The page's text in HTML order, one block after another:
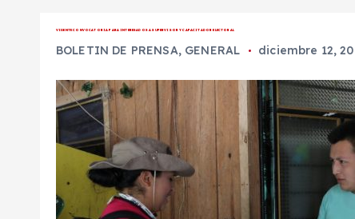
VIGENTE CONVOCATORIA PARA INTERESADOS A SUPERVISOR Y CAPACITADOR ELECTORAL
BOLETIN DE PRENSA, GENERAL diciembre 12,